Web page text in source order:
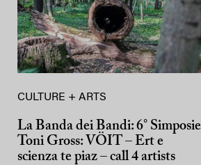
CULTURE + ARTS
La Banda dei Bandi: 6° Simposie
Toni Gross: VÖIT – Ert e
scienza te piaz – call 4 artists